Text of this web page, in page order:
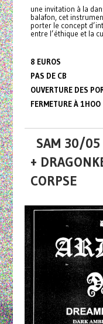
une invitation à la
balafon, cet
porter le concept
entre l’éthique et la
8 EUROS
PAS DE CB
OUVERTURE DES
FERMETURE À 1HOO
SAM 30/05
+
CORPSE